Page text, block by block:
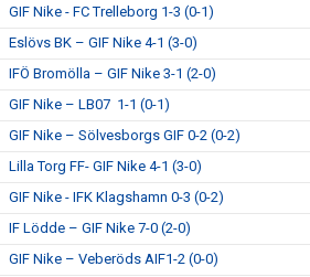
GIF Nike - FC Trelleborg 1-3 (0-1)
Eslövs BK – GIF Nike 4-1 (3-0)
IFÖ Bromölla – GIF Nike 3-1 (2-0)
GIF Nike – LB07 1-1 (0-1)
GIF Nike – Sölvesborgs GIF 0-2 (0-2)
Lilla Torg FF- GIF Nike 4-1 (3-0)
GIF Nike - IFK Klagshamn 0-3 (0-2)
IF Lödde – GIF Nike 7-0 (2-0)
GIF Nike – Veberöds AIF1-2 (0-0)